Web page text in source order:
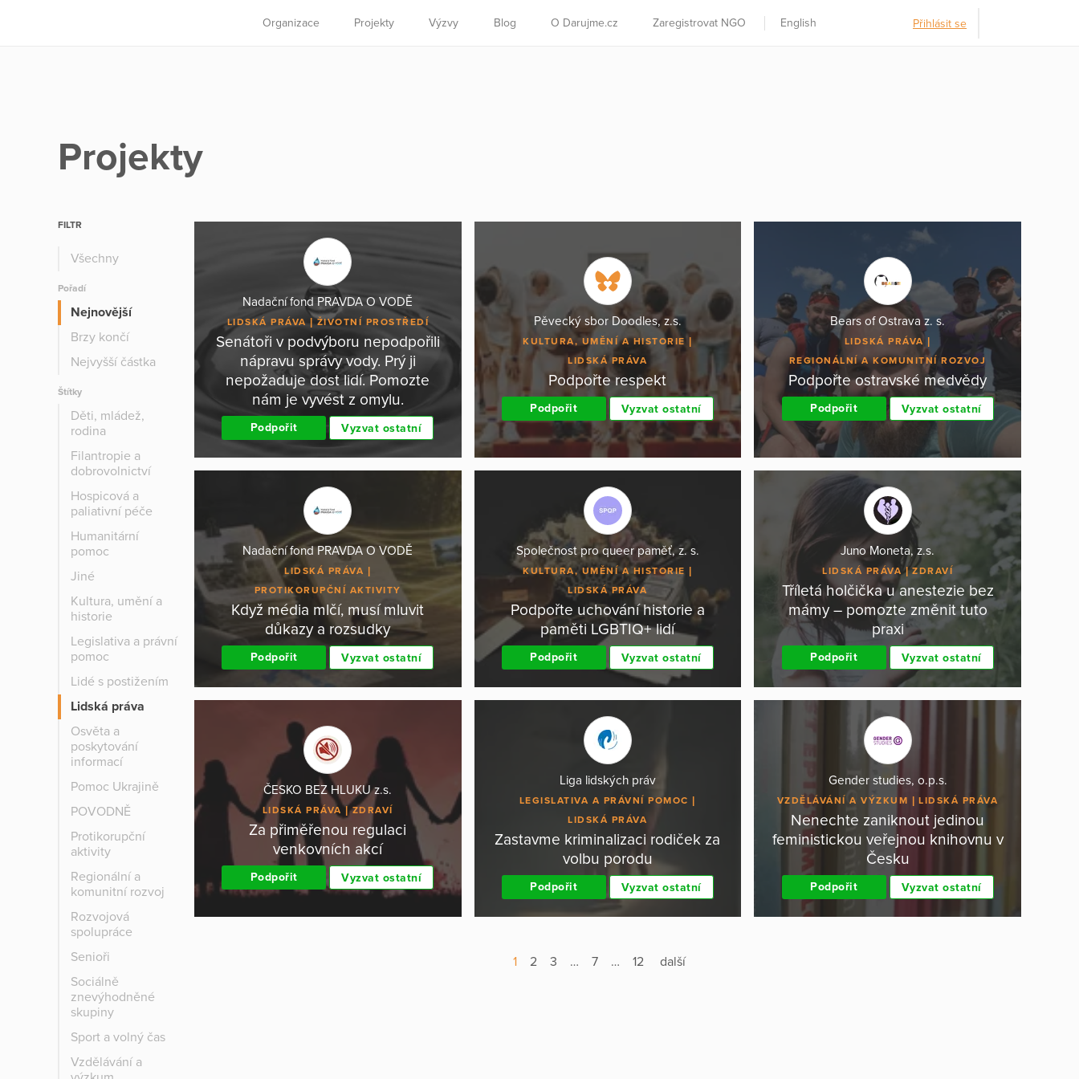
Organizace Projekty Výzvy Blog O Darujme.cz Zaregistrovat NGO English Přihlásit se
Projekty
FILTR
Všechny
Pořadí
Nejnovější
Brzy končí
Nejvyšší částka
Štítky
Děti, mládež,
rodina
Filantropie a
dobrovolnictví
Hospicová a
paliativní péče
Humanitární
pomoc
Jiné
Kultura, umění a
historie
Legislativa a právní
pomoc
Lidé s postižením
Lidská práva
Osvěta a
poskytování
informací
Pomoc Ukrajině
POVODNĚ
Protikorupční
aktivity
Regionální a
komunitní rozvoj
Rozvojová
spolupráce
Senioři
Sociálně
znevýhodněné
skupiny
Sport a volný čas
Vzdělávání a
Nadační fond PRAVDA O VODĚ
LIDSKÁ PRÁVA ŽIVOTNÍ PROSTŘEDÍ
Senátoři v podvýboru nepodpořili
nápravu správy vody. Prý ji
nepožaduje dost lidí. Pomozte
nám je vyvést z omylu.
Podpořit Vyzvat ostatní
Pěvecký sbor Doodles, z.s.
KULTURA, UMĚNÍ A HISTORIE
LIDSKÁ PRÁVA
Podpořte respekt
Podpořit Vyzvat ostatní
Bears of Ostrava z. s.
LIDSKÁ PRÁVA
REGIONÁLNÍ A KOMUNITNÍ ROZVOJ
Podpořte ostravské medvědy
Podpořit Vyzvat ostatní
Nadační fond PRAVDA O VODĚ
LIDSKÁ PRÁVA
PROTIKORUPČNÍ AKTIVITY
Když média mlčí, musí mluvit
důkazy a rozsudky
Podpořit Vyzvat ostatní
Společnost pro queer paměť, z. s.
KULTURA, UMĚNÍ A HISTORIE
LIDSKÁ PRÁVA
Podpořte uchování historie a
paměti LGBTIQ+ lidí
Podpořit Vyzvat ostatní
Juno Moneta, z.s.
LIDSKÁ PRÁVA ZDRAVÍ
Tříletá holčička u anestezie bez
mámy – pomozte změnit tuto
praxi
Podpořit Vyzvat ostatní
ČESKO BEZ HLUKU z.s.
LIDSKÁ PRÁVA ZDRAVÍ
Za přiměřenou regulaci
venkovních akcí
Podpořit Vyzvat ostatní
Liga lidských práv
LEGISLATIVA A PRÁVNÍ POMOC
LIDSKÁ PRÁVA
Zastavme kriminalizaci rodiček za
volbu porodu
Podpořit Vyzvat ostatní
Gender studies, o.p.s.
VZDĚLÁVÁNÍ A VÝZKUM LIDSKÁ PRÁVA
Nenechte zaniknout jedinou
feministickou veřejnou knihovnu v
Česku
Podpořit Vyzvat ostatní
1 2 3 … 7 … 12 další